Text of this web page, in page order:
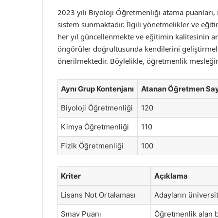
2023 yılı Biyoloji Öğretmenliği atama
sistem sunmaktadır. İlgili yönetmelikler ve
her yıl güncellenmekte ve eğitimin kalitesinin
öngörüler doğrultusunda kendilerini
önerilmektedir. Böylelikle, öğretmenlik
Aynı Grup Kontenjanı Atanan Öğretmen
Biyoloji Öğretmenliği 120
Kimya Öğretmenliği 110
Fizik Öğretmenliği 100
Kriter Açıklama
Lisans Not Ortalaması Adayların
Sınav Puanı Öğretmenlik alan